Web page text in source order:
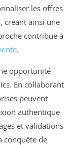
les offres
créant ainsi une
contribue à
.
opportunité
En collaborant
peuvent
authentique
et validations
conquête de